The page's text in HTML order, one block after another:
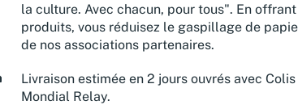
la culture. Avec chacun, pour tous". En
produits, vous réduisez le gaspillage de
de nos associations partenaires.
Livraison estimée en 2 jours ouvrés avec
Mondial Relay.